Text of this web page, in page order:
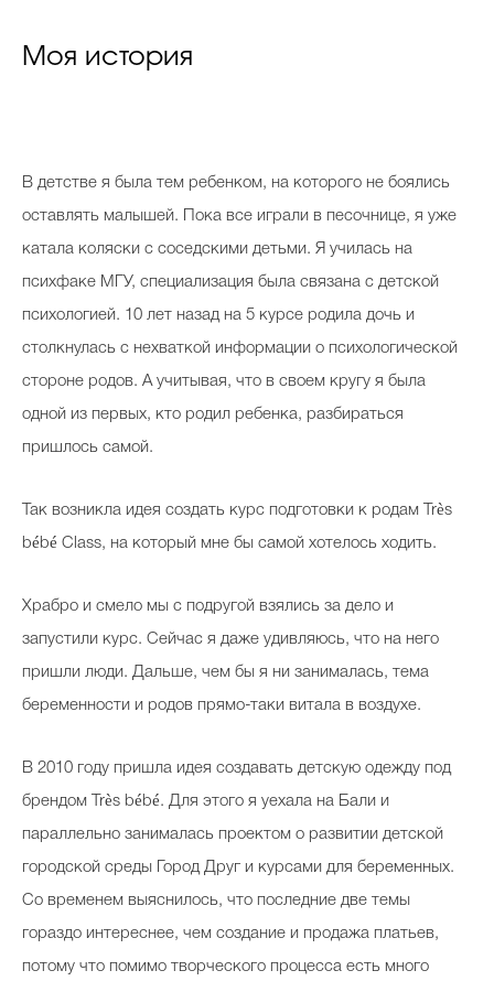
Моя история
В детстве я была тем ребенком, на которого не боялись
оставлять малышей. Пока все играли в песочнице, я уже
катала коляски с соседскими детьми. Я училась на
психфаке МГУ, специализация была связана с детской
психологией. 10 лет назад на 5 курсе родила дочь и
столкнулась c нехваткой информации о психологической
стороне родов. А учитывая, что в своем кругу я была
одной из первых, кто родил ребенка, разбираться
пришлось самой.
Так возникла идея создать курс подготовки к родам Très
bébé Class, на который мне бы самой хотелось ходить.
Храбро и смело мы с подругой взялись за дело и
запустили курс. Сейчас я даже удивляюсь, что на него
пришли люди. Дальше, чем бы я ни занималась, тема
беременности и родов прямо-таки витала в воздухе.
В 2010 году пришла идея создавать детскую одежду под
брендом Très bébé. Для этого я уехала на Бали и
параллельно занималась проектом о развитии детской
городской среды Город Друг и курсами для беременных.
Со временем выяснилось, что последние две темы
гораздо интереснее, чем создание и продажа платьев,
потому что помимо творческого процесса есть много